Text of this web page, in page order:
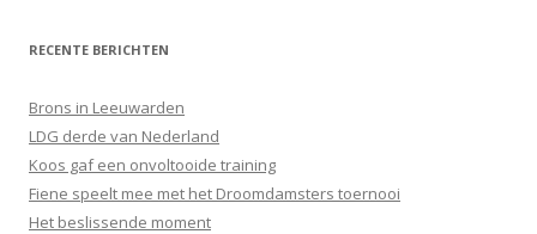
RECENTE BERICHTEN
Brons in Leeuwarden
LDG derde van Nederland
Koos gaf een onvoltooide training
Fiene speelt mee met het Droomdamsters toernooi
Het beslissende moment